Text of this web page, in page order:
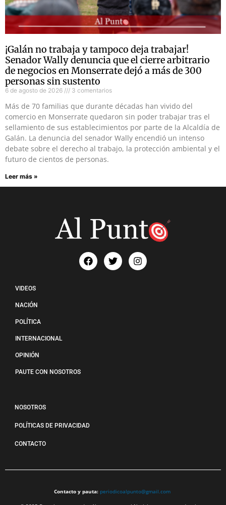
¡Galán no trabaja y tampoco deja trabajar!
Senador Wally denuncia que el cierre arbitrario
de negocios en Monserrate dejó a más de 300
personas sin sustento
6 de agosto de 2026 3 comentarios
Más de 70 familias que durante décadas han vivido del
comercio en Monserrate quedaron sin poder trabajar tras el
sellamiento de sus establecimientos por parte de la Alcaldía de
Galán. La denuncia del senador Wally encendió un intenso
debate sobre el derecho al trabajo, la protección ambiental y el
futuro de cientos de personas.
Leer más »
VIDEOS
NACIÓN
POLÍTICA
INTERNACIONAL
OPINIÓN
PAUTE CON NOSOTROS
NOSOTROS
POLÍTICAS DE PRIVACIDAD
CONTACTO
Contacto y pauta: periodicoalpunto@gmail.com